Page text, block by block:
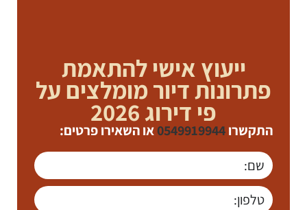
ייעוץ אישי להתאמת
פתרונות דיור מומלצים על
פי דירוג 2026
התקשרו0549919944או השאירו פרטים: